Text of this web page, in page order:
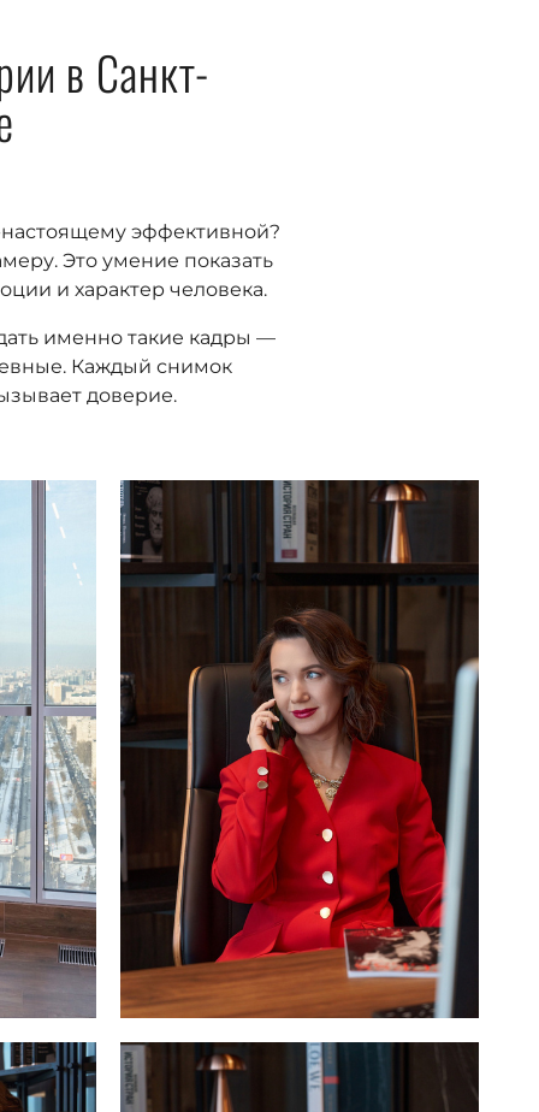
в Санкт-
эффективной?
Это умение показать
и характер человека.
именно такие кадры —
Каждый снимок
доверие.